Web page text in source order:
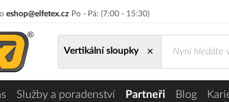
eshop@elfetex.cz Po - Pá: (7:00 - 15:30)
Vertikální sloupky
×
Služby a poradenství Partneři Blog